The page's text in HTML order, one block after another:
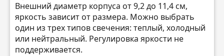
Внешний диаметр корпуса от 9,2 до 11,4 см,
яркость зависит от размера. Можно выбрать
один из трех типов свечения: теплый, холодный
или нейтральный. Регулировка яркости не
поддерживается.